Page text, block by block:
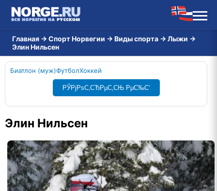
Главная → Спорт Норвегии → Виды спорта → Лыжи →
Элин Нильсен
Биатлон (муж)ФутболХоккей
РЎРјРѕС‚СЂРµС‚СЊ РµС‰С‘
Элин Нильсен